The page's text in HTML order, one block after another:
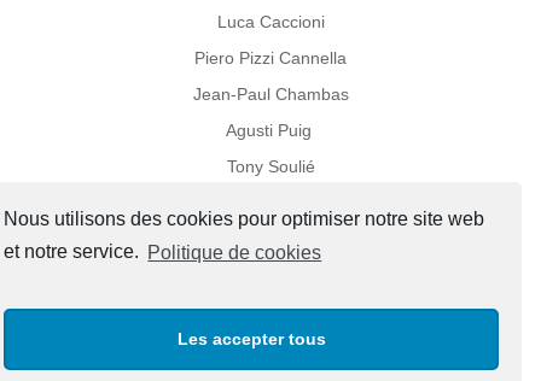
Nous utilisons des cookies pour optimiser notre site web
et notre service. Politique de cookies
Les accepter tous
Luca Caccioni
Piero Pizzi Cannella
Jean-Paul Chambas
Agusti Puig
Tony Soulié
Réseaux sociaux